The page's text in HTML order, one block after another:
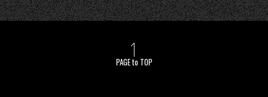
PAGE to TOP